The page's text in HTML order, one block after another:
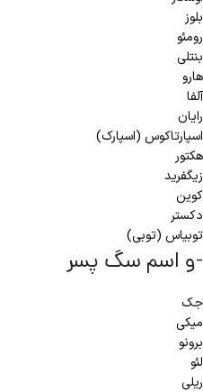
بلوز
رومئو
بنتلی
هارو
آلفا
رایان
اسپارتاکوس (اسپارک)
هکتور
زیگفرید
کوین
دکستر
توبیاس (توبی)
-و اسم سگ پسر
جک
میکی
برونو
لئو
ریلی